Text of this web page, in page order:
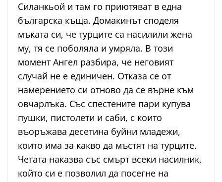
Силанкьой и там го приютяват в една
българска къща. Домакинът споделя
мъката си, че турците са насилили жена
му, тя се поболяла и умряла. В този
момент Ангел разбира, че неговият
случай не е единичен. Отказа се от
намерението си отново да се върне към
овчарлъка. Със спестените пари купува
пушки, пистолети и саби, с които
въоръжава десетина буйни младежи,
които има за какво да мъстят на турците.
Четата наказва със смърт всеки насилник,
който си е позволил да посегне на